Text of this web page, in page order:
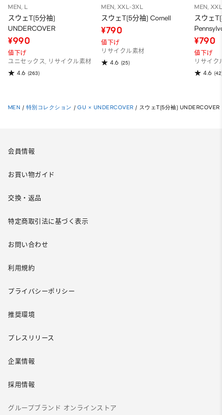
MEN, L
スウェT(5分袖)
UNDERCOVER
¥990
値下げ
ユニセックス, リサイクル素材
4.6 (263)
MEN, XXL-3XL
スウェT(5分袖) Cornell
¥790
値下げ
リサイクル素材
4.6 (25)
MEN,
スウェ
¥790
値下げ
リサイク
4.6
MEN / 特別コレクション / GU × UNDERCOVER / スウェT(5分袖) UNDERCOVER
会員情報
お買い物ガイド
交換・返品
特定商取引法に基づく表示
お問い合わせ
利用規約
プライバシーポリシー
推奨環境
プレスリリース
企業情報
採用情報
グループブランド オンラインストア